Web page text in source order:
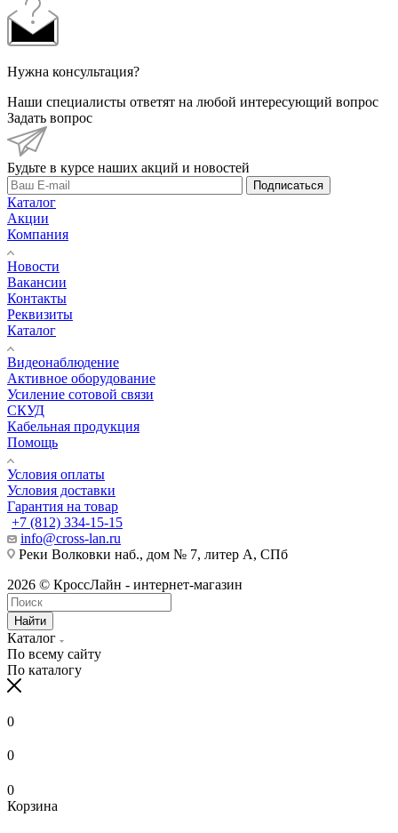
Нужна консультация?
Наши специалисты ответят на любой интересующий вопрос
Задать вопрос
Будьте в курсе наших акций и новостей
Подписаться
Каталог
Акции
Компания
Новости
Вакансии
Контакты
Реквизиты
Каталог
Видеонаблюдение
Активное оборудование
Усиление сотовой связи
СКУД
Кабельная продукция
Помощь
Условия оплаты
Условия доставки
Гарантия на товар
+7 (812) 334-15-15
info@cross-lan.ru
Реки Волковки наб., дом № 7, литер А, СПб
2026 © КроссЛайн - интернет-магазин
Найти
Каталог
По всему сайту
По каталогу
0
0
0
Корзина